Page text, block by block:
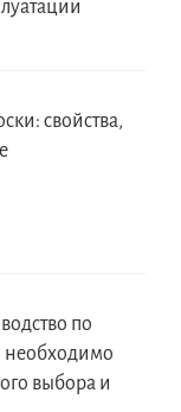
свойства,
по
необходимо
выбора и